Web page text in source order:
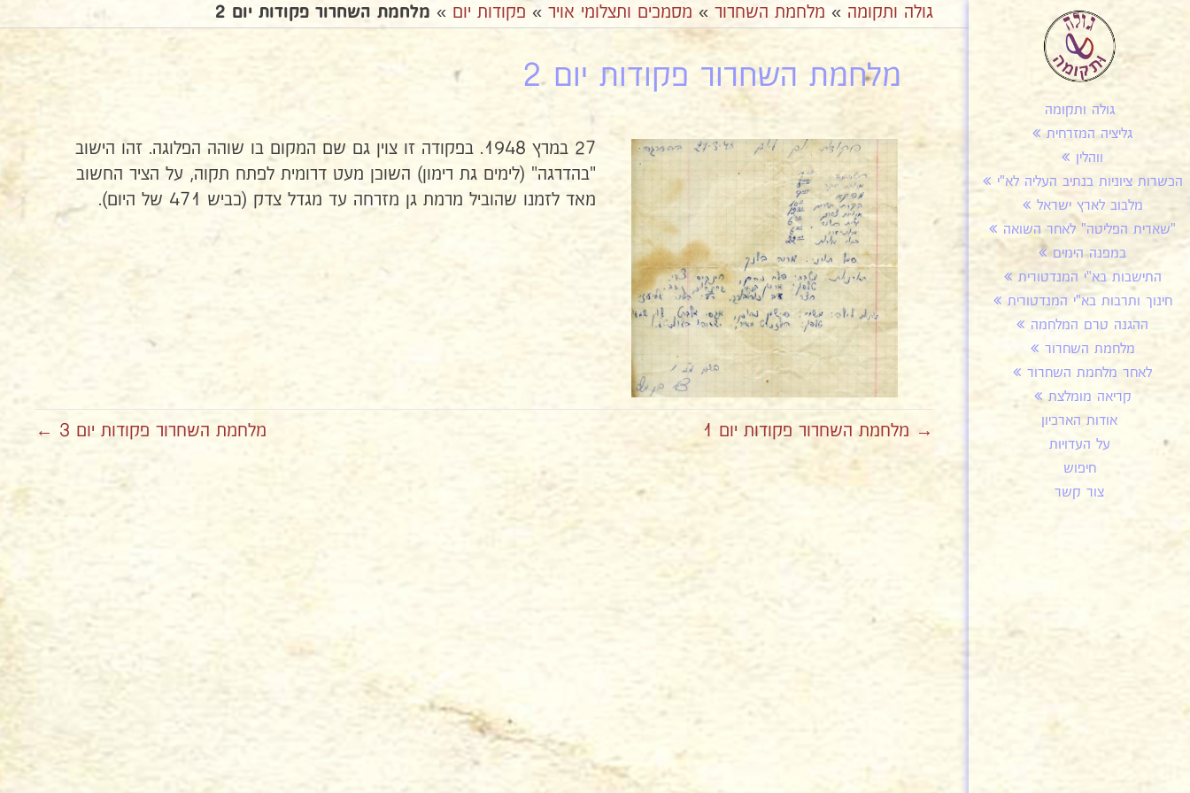
גולה ותקומה
גליציה המזרחית
ווהלין
הכשרות ציוניות בנתיב העליה לא"י
מלבוב לארץ ישראל
"שארית הפליטה" לאחר השואה
במפנה הימים
התישבות בא"י המנדטורית
חינוך ותרבות בא"י המנדטורית
ההגנה טרם המלחמה
מלחמת השחרור
לאחר מלחמת השחרור
קריאה מומלצת
אודות הארכיון
על העדויות
חיפוש
צור קשר
גולה ותקומה » מלחמת השחרור » מסמכים ותצלומי אויר » פקודות יום » מלחמת השחרור פקודות יום 2
מלחמת השחרור פקודות יום 2
27 במרץ 1948. בפקודה זו צוין גם שם המקום בו שוהה הפלוגה. זהו הישוב
"בהדרגה" (לימים גת רימון) השוכן מעט דרומית לפתח תקוה, על הציר החשוב
מאד לזמנו שהוביל מרמת גן מזרחה עד מגדל צדק (כביש 471 של היום).
→ מלחמת השחרור פקודות יום 1 מלחמת השחרור פקודות יום 3 ←